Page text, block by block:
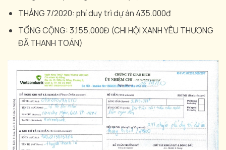
THÁNG 7/2020: phí duy trì dự án 435.000đ
TỔNG CỘNG: 3.155.000Đ (CHI HỘI XANH YÊU THƯƠNG
ĐÃ THANH TOÁN)